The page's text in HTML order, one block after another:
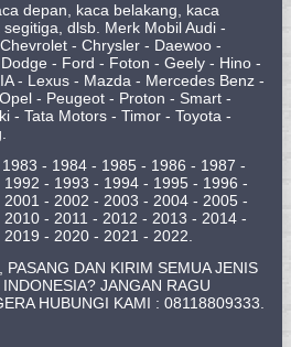
depan, kaca belakang, kaca
dlsb. Merk Mobil Audi -
- Chrysler - Daewoo -
- Ford - Foton - Geely - Hino -
- Lexus - Mazda - Mercedes Benz -
- Peugeot - Proton - Smart -
- Tata Motors - Timor - Toyota -
- 1984 - 1985 - 1986 - 1987 -
- 1993 - 1994 - 1995 - 1996 -
- 2002 - 2003 - 2004 - 2005 -
- 2011 - 2012 - 2013 - 2014 -
- 2020 - 2021 - 2022.
PASANG DAN KIRIM SEMUA JENIS
JANGAN RAGU
HUBUNGI KAMI : 08118809333.